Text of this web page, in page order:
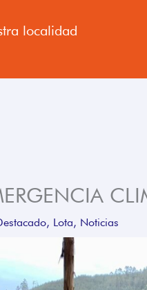
localidad
, Lota, Noticias